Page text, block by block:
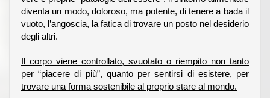
diventa un modo, doloroso, ma potente, di tenere a bada il
vuoto, l’angoscia, la fatica di trovare un posto nel desiderio
degli altri.
Il corpo viene controllato, svuotato o riempito non tanto
per “piacere di più”, quanto per sentirsi di esistere, per
trovare una forma sostenibile al proprio stare al mondo.